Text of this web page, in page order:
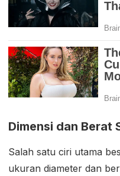
Dimensi dan Berat
Salah satu ciri utama
ukuran diameter dan